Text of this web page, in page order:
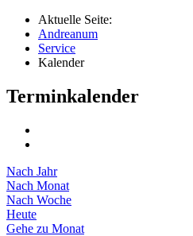
Aktuelle Seite:
Andreanum
Service
Kalender
Terminkalender
Nach Jahr
Nach Monat
Nach Woche
Heute
Gehe zu Monat